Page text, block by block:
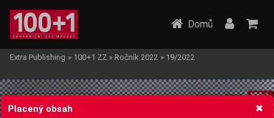
Domů
Extra Publishing » 100+1 ZZ » Ročník 2022 » 19/2022
Placený obsah